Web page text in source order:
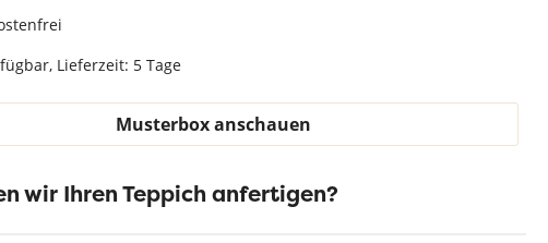
Lieferzeit: 5 Tage
Musterbox anschauen
wir Ihren Teppich anfertigen?
Vintage Teppich
Vintage Teppich